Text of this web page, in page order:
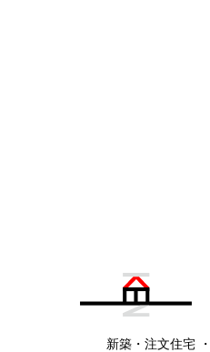
新築・注文住宅